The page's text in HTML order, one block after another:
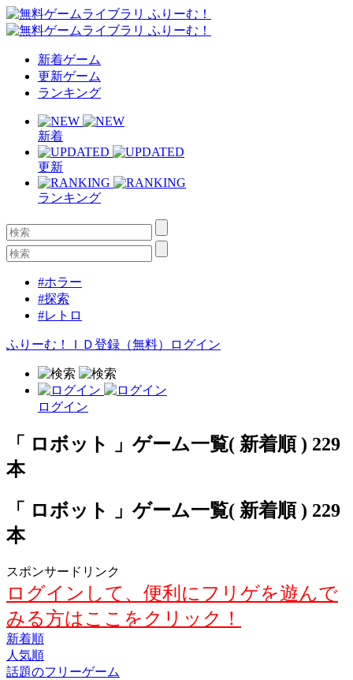
新着ゲーム
更新ゲーム
ランキング
新着
更新
ランキング
#ホラー
#探索
#レトロ
ふりーむ！ＩＤ登録（無料） ログイン
ログイン
「 ロボット 」ゲーム一覧( 新着順 ) 229
本
「 ロボット 」ゲーム一覧( 新着順 ) 229
本
スポンサードリンク
ログインして、便利にフリゲを遊んで
みる方はここをクリック！
新着順
人気順
話題のフリーゲーム